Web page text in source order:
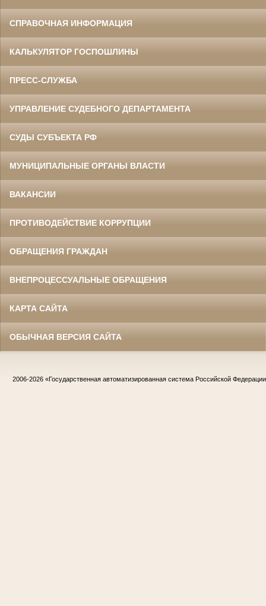
СПРАВОЧНАЯ ИНФОРМАЦИЯ
КАЛЬКУЛЯТОР ГОСПОШЛИНЫ
ПРЕСС-СЛУЖБА
УПРАВЛЕНИЕ СУДЕБНОГО ДЕПАРТАМЕНТА
СУДЫ СУБЪЕКТА РФ
МУНИЦИПАЛЬНЫЕ ОРГАНЫ ВЛАСТИ
ВАКАНСИИ
ПРОТИВОДЕЙСТВИЕ КОРРУПЦИИ
ОБРАЩЕНИЯ ГРАЖДАН
ВНЕПРОЦЕССУАЛЬНЫЕ ОБРАЩЕНИЯ
КАРТА САЙТА
ОБЫЧНАЯ ВЕРСИЯ САЙТА
2006-2026 «Государственная автоматизированная система Российской